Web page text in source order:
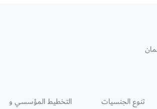
تنوع الجنسيات
التخطيط المؤسسي و